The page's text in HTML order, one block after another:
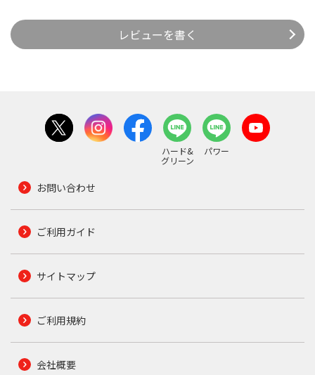
レビューを書く
ハード&
グリーン
パワー
お問い合わせ
ご利用ガイド
サイトマップ
ご利用規約
会社概要